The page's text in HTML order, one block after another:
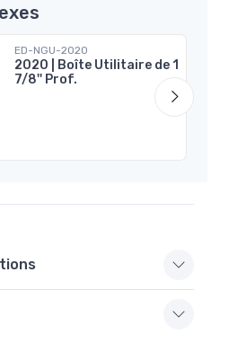
ED-NGU-2020
2020 | Boîte Utilitaire de 1
7/8'' Prof.